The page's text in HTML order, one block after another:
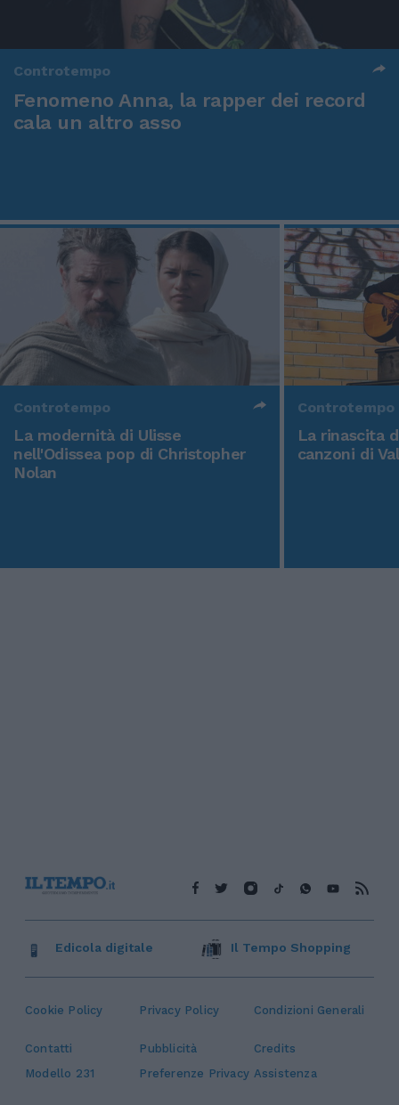
Controtempo
Fenomeno Anna, la rapper dei record
cala un altro asso
Controtempo
La modernità di Ulisse
nell'Odissea pop di Christopher
Nolan
Controtempo
La rinascita
canzoni di
Cookie Policy Privacy Policy Condizioni Generali
Contatti Pubblicità
Credits
Modello 231
Preferenze Privacy Assistenza
Edicola digitale Il Tempo Shopping